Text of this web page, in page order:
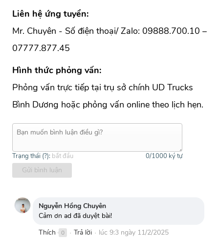
Liên hệ ứng tuyển:
Mr. Chuyên - Số điện thoại/ Zalo: 09888.700.10 –
07777.877.45
Hình thức phỏng vấn:
Phỏng vấn trực tiếp tại trụ sở chính UD Trucks
Bình Dương hoặc phỏng vấn online theo lịch hẹn.
Trạng thái (?): bắt đầu 0/1000 ký tự
Gửi bình luận
Nguyễn Hồng Chuyên
Cảm ơn ad đã duyệt bài!
Thích
0 ● Trả lời ● lúc 9:3 ngày 11/2/2025